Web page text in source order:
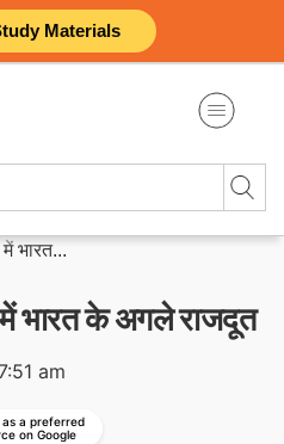
Materials
भारत...
भारत के अगले राजदूत
am
as a preferred
on Google